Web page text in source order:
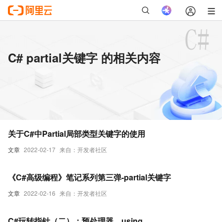
C# partial关键字 的相关内容
文章 2022-02-17 来自：开发者社区
关于C#中Partial局部类型关键字的使用
文章 2022-02-16 来自：开发者社区
《C#高级编程》笔记系列第三弹-partial关键字